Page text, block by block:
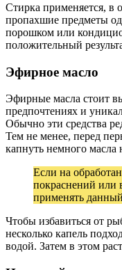
Стирка применяется, в
пропахшие предметы
порошком или
положительный
Эфирное масло
Эфирные масла стоит
предпочтениях и
Обычно эти средства
Тем не менее, перед
капнуть немного масла
Если на
покраснений
применять
Чтобы избавиться от
несколько капель
водой. Затем в этом